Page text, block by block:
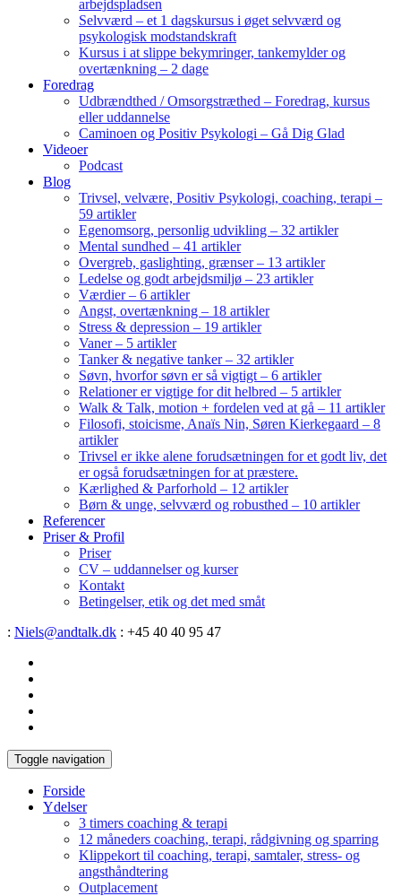
arbejdspladsen
Selvværd – et 1 dagskursus i øget selvværd og
psykologisk modstandskraft
Kursus i at slippe bekymringer, tankemylder og
overtænkning – 2 dage
Foredrag
Udbrændthed / Omsorgstræthed – Foredrag, kursus
eller uddannelse
Caminoen og Positiv Psykologi – Gå Dig Glad
Videoer
Podcast
Blog
Trivsel, velvære, Positiv Psykologi, coaching, terapi –
59 artikler
Egenomsorg, personlig udvikling – 32 artikler
Mental sundhed – 41 artikler
Overgreb, gaslighting, grænser – 13 artikler
Ledelse og godt arbejdsmiljø – 23 artikler
Værdier – 6 artikler
Angst, overtænkning – 18 artikler
Stress & depression – 19 artikler
Vaner – 5 artikler
Tanker & negative tanker – 32 artikler
Søvn, hvorfor søvn er så vigtigt – 6 artikler
Relationer er vigtige for dit helbred – 5 artikler
Walk & Talk, motion + fordelen ved at gå – 11 artikler
Filosofi, stoicisme, Anaïs Nin, Søren Kierkegaard – 8
artikler
Trivsel er ikke alene forudsætningen for et godt liv, det
er også forudsætningen for at præstere.
Kærlighed & Parforhold – 12 artikler
Børn & unge, selvværd og robusthed – 10 artikler
Referencer
Priser & Profil
Priser
CV – uddannelser og kurser
Kontakt
Betingelser, etik og det med småt
: Niels@andtalk.dk : +45 40 40 95 47
Toggle navigation
Forside
Ydelser
3 timers coaching & terapi
12 måneders coaching, terapi, rådgivning og sparring
Klippekort til coaching, terapi, samtaler, stress- og
angsthåndtering
Outplacement